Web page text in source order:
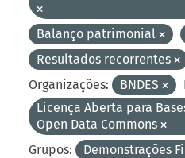
Balanço patrimonial
Resultados recorrentes
Organizações:
BNDES
Licença Aberta para
Open Data Commons
Grupos:
Demonstrações